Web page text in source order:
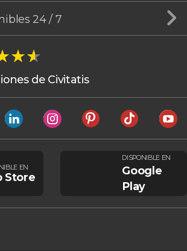
24 / 7
de Civitatis
EN
Store
DISPONIBLE EN
Google
Play